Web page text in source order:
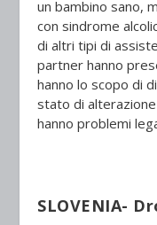
un bambino sano,
con sindrome
di altri tipi di
partner hanno
hanno lo scopo di
stato di
hanno problemi
SLOVENIA-